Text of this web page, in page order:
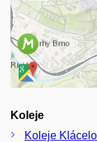
Koleje
Koleje